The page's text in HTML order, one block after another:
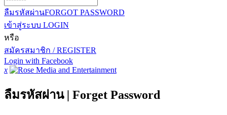
ลืมรหัสผ่านFORGOT PASSWORD
เข้าสู่ระบบ LOGIN
หรือ
สมัครสมาชิก / REGISTER
Login with Facebook
x
ลืมรหัสผ่าน | Forget Password